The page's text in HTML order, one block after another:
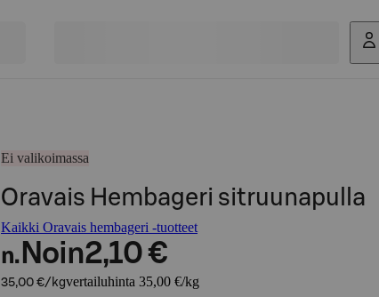
Ei valikoimassa
Oravais Hembageri sitruunapulla
Kaikki Oravais hembageri -tuotteet
n. Noin2,10 €
35,00 €/kgvertailuhinta 35,00 €/kg